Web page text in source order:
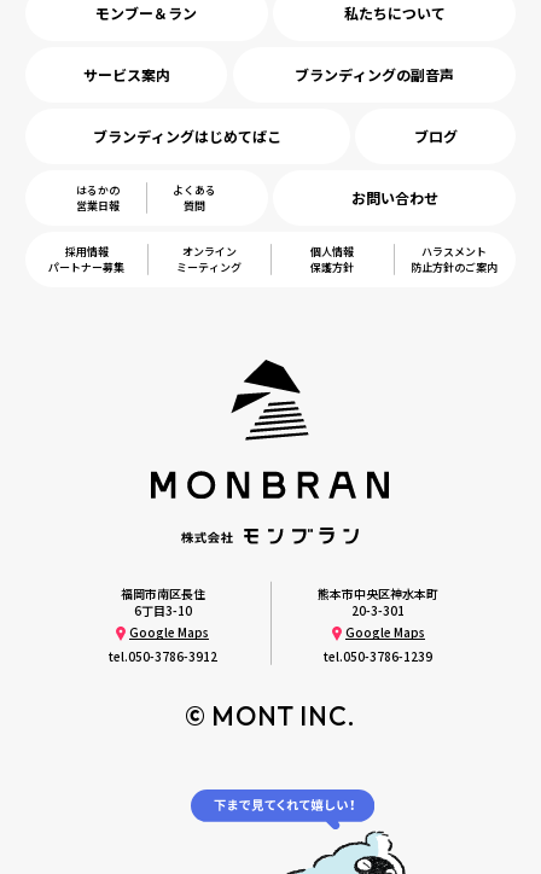
モンブー＆ラン 私たちについて
サービス案内 ブランディングの副音声
ブランディングはじめてばこ ブログ
はるかの
営業日報
よくある
質問
お問い合わせ
採用情報
パートナー募集
オンライン
ミーティング
個人情報
保護方針
ハラスメント
防止方針のご案内
福岡市南区長住
6丁目3-10
Google Maps
tel.050-3786-3912
熊本市中央区神水本町
20-3-301
Google Maps
tel.050-3786-1239
© MONT INC.